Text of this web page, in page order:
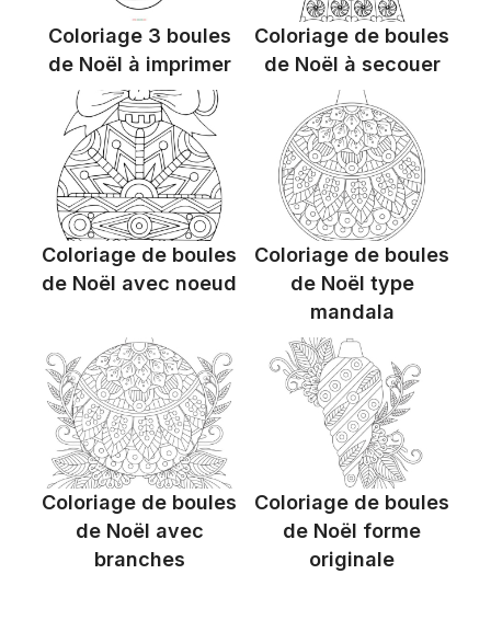
Coloriage 3 boules
de Noël à imprimer
Coloriage de boules
de Noël à secouer
Coloriage de boules
de Noël avec noeud
Coloriage de boules
de Noël type
mandala
Coloriage de boules
de Noël avec
branches
Coloriage de boules
de Noël forme
originale